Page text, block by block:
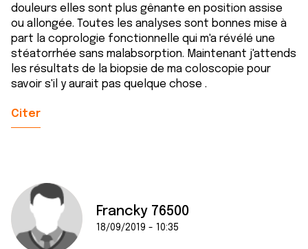
douleurs elles sont plus gênante en position assise
ou allongée. Toutes les analyses sont bonnes mise à
part la coprologie fonctionnelle qui m'a révélé une
stéatorrhée sans malabsorption. Maintenant j'attends
les résultats de la biopsie de ma coloscopie pour
savoir s'il y aurait pas quelque chose .
Citer
Francky 76500
18/09/2019 - 10:35